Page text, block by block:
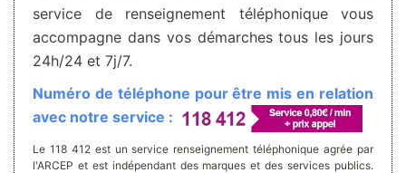
service de renseignement téléphonique vous
accompagne dans vos démarches tous les jours
24h/24 et 7j/7.
Numéro de téléphone pour être mis en relation
avec notre service :
Le 118 412 est un service renseignement téléphonique agrée par
l'ARCEP et est indépendant des marques et des services publics.